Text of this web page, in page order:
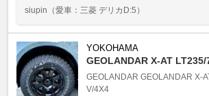
siupin （愛車：三菱 デリカD:5）
YOKOHAMA
GEOLANDAR X-AT LT235/
GEOLANDAR GEOLANDAR X-
V/4X4